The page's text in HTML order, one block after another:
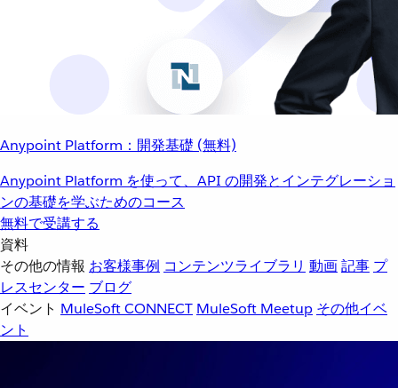
Anypoint Platform：開発基礎 (無料)
Anypoint Platform を使って、API の開発とインテグレーショ
ンの基礎を学ぶためのコース
無料で受講する
資料
その他の情報 お客様事例 コンテンツライブラリ 動画記事 プ
レスセンター ブログ
イベント MuleSoft CONNECT MuleSoft Meetup その他イベ
ント